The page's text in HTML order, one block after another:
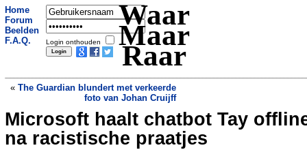
Home
Forum
Beelden
F.A.Q.
Login onthouden
Waar
Maar
Raar
« The Guardian blundert met verkeerde
foto van Johan Cruijff
Docent met engelengeduld houdt kind
zoet tijdens les»
Microsoft haalt chatbot Tay
na racistische praatjes